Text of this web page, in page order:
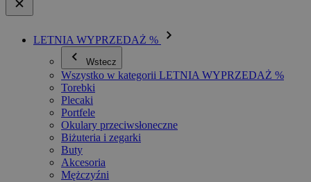
LETNIA WYPRZEDAŻ %
Wstecz
Wszystko w kategorii LETNIA WYPRZEDAŻ %
Torebki
Plecaki
Portfele
Okulary przeciwsłoneczne
Biżuteria i zegarki
Buty
Akcesoria
Mężczyźni